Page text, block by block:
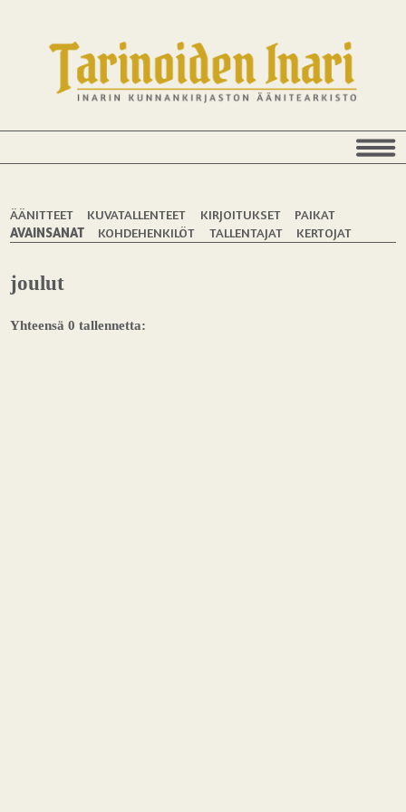
ÄÄNITTEET KUVATALLENTEET KIRJOITUKSET
PAIKAT
AVAINSANAT
KOHDEHENKILÖT TALLENTAJAT KERTOJAT
joulut
Yhteensä 0 tallennetta: